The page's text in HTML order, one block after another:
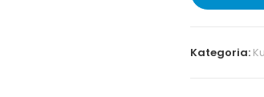
Kategoria: